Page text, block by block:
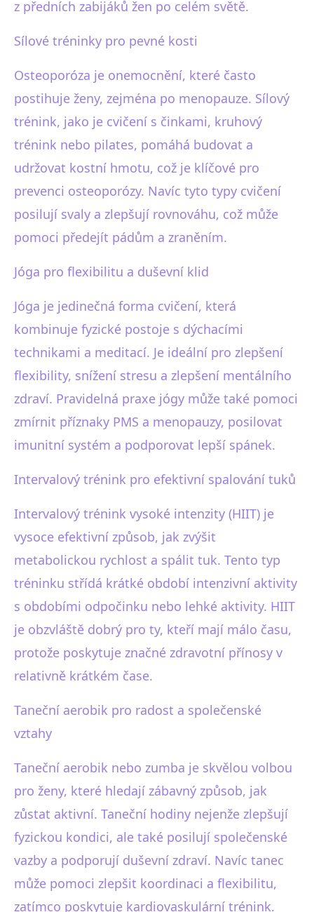
z předních zabijáků žen po celém světě.
Sílové tréninky pro pevné kosti
Osteoporóza je onemocnění, které často
postihuje ženy, zejména po menopauze. Sílový
trénink, jako je cvičení s činkami, kruhový
trénink nebo pilates, pomáhá budovat a
udržovat kostní hmotu, což je klíčové pro
prevenci osteoporózy. Navíc tyto typy cvičení
posilují svaly a zlepšují rovnováhu, což může
pomoci předejít pádům a zraněním.
Jóga pro flexibilitu a duševní klid
Jóga je jedinečná forma cvičení, která
kombinuje fyzické postoje s dýchacími
technikami a meditací. Je ideální pro zlepšení
flexibility, snížení stresu a zlepšení mentálního
zdraví. Pravidelná praxe jógy může také pomoci
zmírnit příznaky PMS a menopauzy, posilovat
imunitní systém a podporovat lepší spánek.
Intervalový trénink pro efektivní spalování tuků
Intervalový trénink vysoké intenzity (HIIT) je
vysoce efektivní způsob, jak zvýšit
metabolickou rychlost a spálit tuk. Tento typ
tréninku střídá krátké období intenzivní aktivity
s obdobími odpočinku nebo lehké aktivity. HIIT
je obzvláště dobrý pro ty, kteří mají málo času,
protože poskytuje značné zdravotní přínosy v
relativně krátkém čase.
Taneční aerobik pro radost a společenské
vztahy
Taneční aerobik nebo zumba je skvělou volbou
pro ženy, které hledají zábavný způsob, jak
zůstat aktivní. Taneční hodiny nejenže zlepšují
fyzickou kondici, ale také posilují společenské
vazby a podporují duševní zdraví. Navíc tanec
může pomoci zlepšit koordinaci a flexibilitu,
zatímco poskytuje kardiovaskulární trénink.